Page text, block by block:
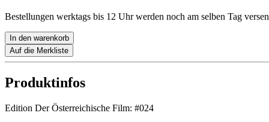
Bestellungen werktags bis 12 Uhr werden noch am selben Tag
In den warenkorb
Auf die Merkliste
Produktinfos
Edition Der Österreichische Film: #024